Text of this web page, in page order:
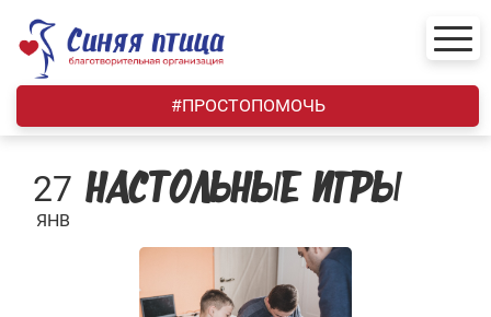
content
#ПРОСТОПОМОЧЬ
27
ЯНВ
НАСТОЛЬНЫЕ ИГРЫ